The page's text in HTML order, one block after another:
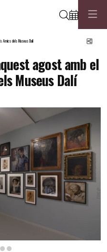
Cerca
dels Museus Dalí
agost amb el
Museus Dalí